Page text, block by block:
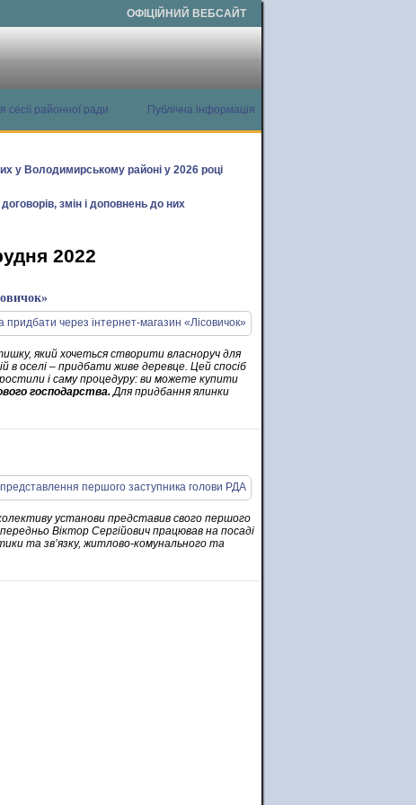
ОФІЦІЙНИЙ ВЕБСАЙТ
сесії районної ради
Публічна інформація
у Володимирському районі у 2026 році
змін і доповнень до них
2022
який хочеться створити власноруч для
в оселі – придбати живе деревце. Цей спосіб
і саму процедуру: ви можете купити
господарства.Для придбання ялинки
установи представив свого першого
Віктор Сергійович працював на посаді
та зв’язку, житлово-комунального та